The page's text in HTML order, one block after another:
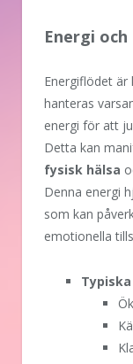
Energi och
Energiflödet är
hanteras
energi för att
Detta kan
fysisk hälsa
Denna energi
som kan
emotionella